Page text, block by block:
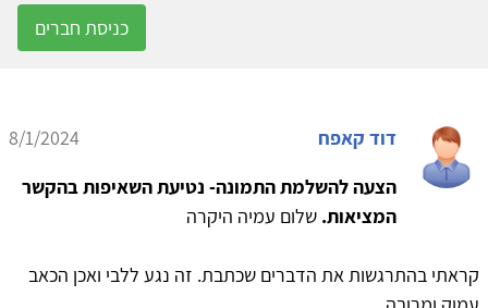
כניסת חברים
דוד קאפח
8/1/2024
הצעה להשלמת התמונה- נטיעת השאיפות בהקשר
המציאות. שלום עמיה היקרה
קראתי בהתרגשות את הדברים שכתבת. זה נגע ללבי ואכן הכאב